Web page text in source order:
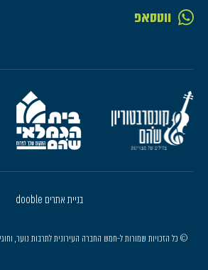
ווטסאפ
© כל הזכויות שמורות ל-חמש החברה העירונית לתרבות נוער,
בניית אתרים dooble